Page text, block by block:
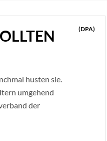
(DPA)
husten sie.
umgehend
der